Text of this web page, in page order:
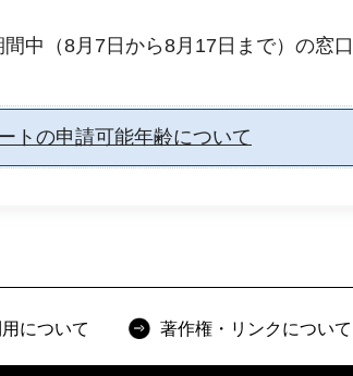
中（8月7日から8月17日まで）の窓
トの申請可能年齢について
について 著作権・リンクについて